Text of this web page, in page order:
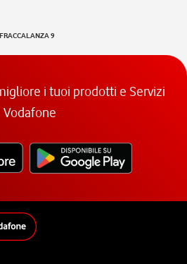
9
i tuoi prodotti e Servizi
Vodafone